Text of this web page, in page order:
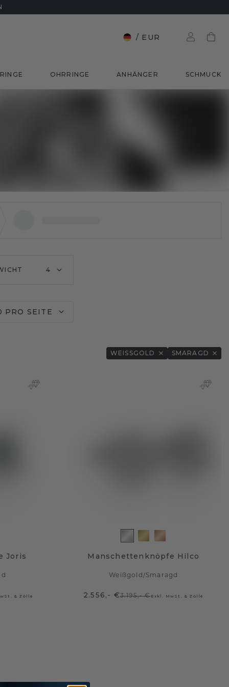
/ EUR
OHRRINGE ANHÄNGER SCHMUCK
4
PRO SEITE
WEISSGOLD SMARAGD
Joris
& Zölle
Manschettenknöpfe Hilco
Weißgold /Smaragd
2.556,- €3.195,- €Exkl. MwSt. & Zölle